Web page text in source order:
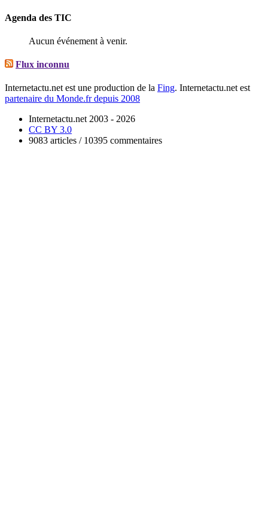
Agenda des TIC
Aucun événement à venir.
Flux inconnu
Internetactu.net est une production de la Fing. Internetactu.net est
partenaire du Monde.fr depuis 2008
Internetactu.net 2003 - 2026
CC BY 3.0
9083 articles / 10395 commentaires